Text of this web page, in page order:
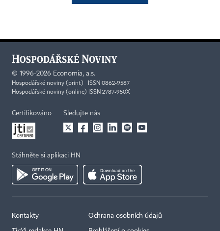
© 1996-2026 Economia, a.s.
Hospodářské noviny (print) ISSN 0862-9587
Hospodářské noviny (online) ISSN 2787-950X
Certifikováno Sledujte nás
Stáhněte si aplikaci HN
Kontakty Ochrana osobních údajů